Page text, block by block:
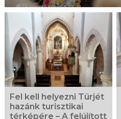
Fel kell helyezni Türjét
hazánk turisztikai
térképére – A felújított